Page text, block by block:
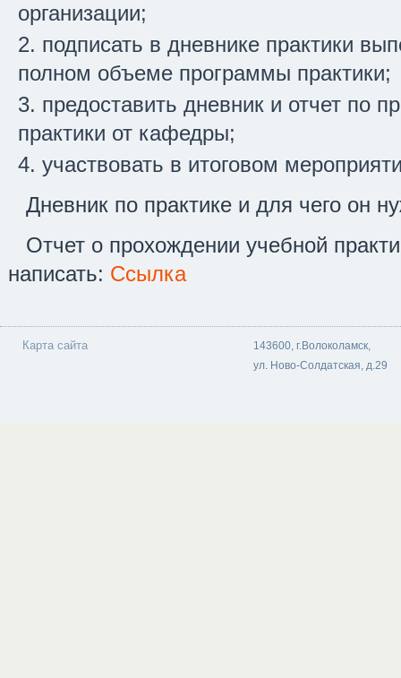
организации;
подписать в дневнике практики
полном объеме программы практики;
предоставить дневник и отчет по
практики от кафедры;
участвовать в итоговом
Дневник по практике и для чего он
Отчет о прохождении учебной
написать: Ссылка
Карта сайта
143600, г.Волоколамск,
ул. Ново-Солдатская, д.29